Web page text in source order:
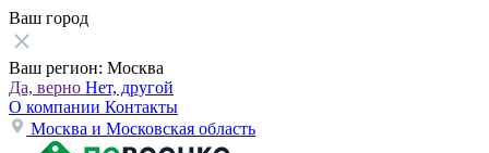
Ваш город
Ваш регион: Москва
Да, верно Нет, другой
О компании Контакты
Москва и Московская область